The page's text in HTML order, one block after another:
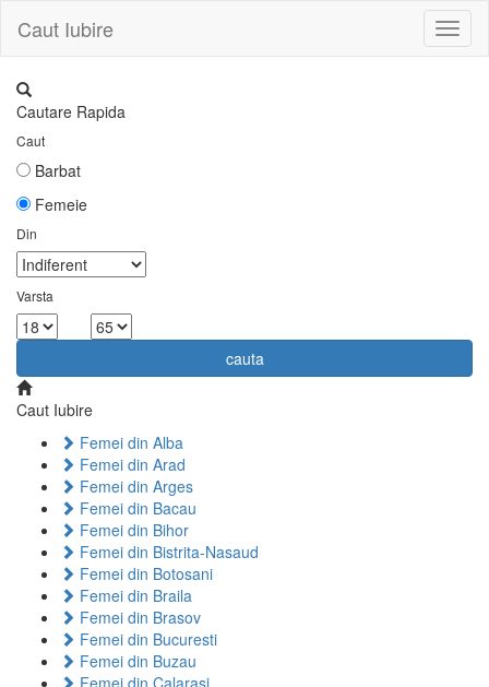
Caut Iubire
Cautare Rapida
Caut
Barbat
Femeie
Din
Varsta
cauta
Caut Iubire
Femei din Alba
Femei din Arad
Femei din Arges
Femei din Bacau
Femei din Bihor
Femei din Bistrita-Nasaud
Femei din Botosani
Femei din Braila
Femei din Brasov
Femei din Bucuresti
Femei din Buzau
Femei din Calarasi